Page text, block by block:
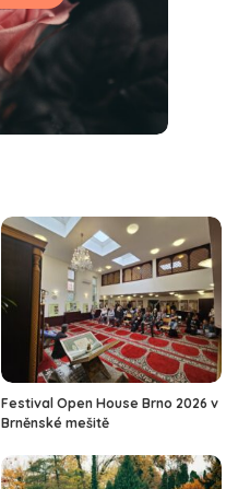
Festival Open House Brno 2026 v
Brněnské mešitě